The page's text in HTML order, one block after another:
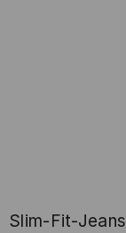
Slim-Fit-Jeans